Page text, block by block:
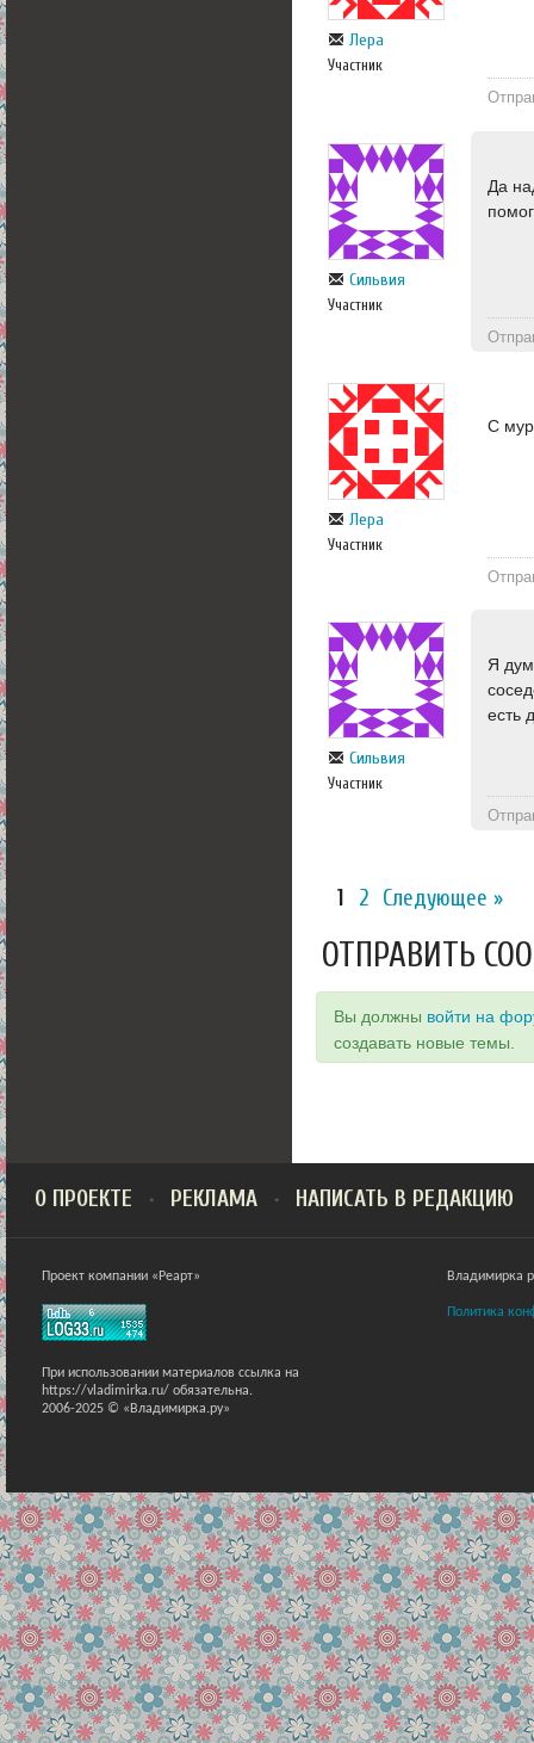
Лера
Участник
Сильвия
Участник
Да
Лера
Участник
С
Сильвия
Участник
Я
есть
1 2 Следующее »
ОТПРАВИТЬ
Вы должны войти на
создавать новые темы.
О ПРОЕКТЕ РЕКЛАМА НАПИСАТЬ В РЕДАКЦИЮ
Проект компании «Реарт»
При использовании материалов ссылка на
https://vladimirka.ru/ обязательна.
2006-2025 © «Владимирка.ру»
Владимирка
Политика